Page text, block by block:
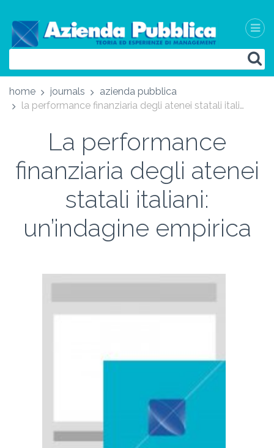
home journals
azienda pubblica
la performance finanziaria degli atenei statali italiani: un’indagine empirica
La performance
finanziaria degli atenei
statali italiani:
un’indagine empirica